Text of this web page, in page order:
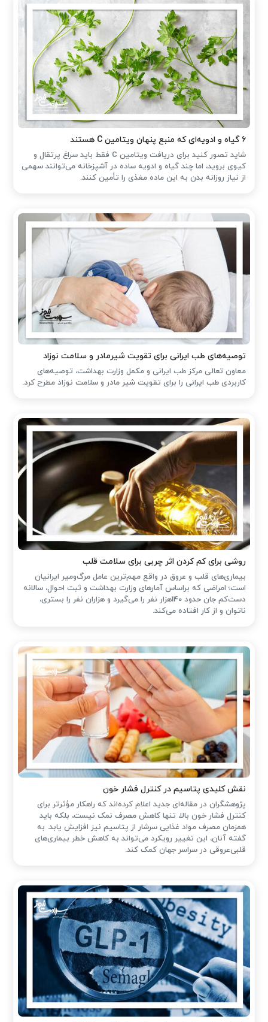
۶ گیاه و ادویه‌ای که منبع پنهان ویتامین C هستند
شاید تصور کنید برای دریافت ویتامین C فقط باید سراغ پرتقال و
کیوی بروید، اما چند گیاه و ادویه ساده در آشپزخانه می‌توانند سهمی
از نیاز روزانه بدن به این ماده مغذی را تأمین کنند.
توصیه‌های طب ایرانی برای تقویت شیرمادر و سلامت نوزاد
معاون تعالی مرکز طب ایرانی و مکمل وزارت بهداشت، توصیه‌های
کاربردی طب ایرانی را برای تقویت شیر مادر و سلامت نوزاد مطرح کرد.
روشی برای کم کردن اثر چربی برای سلامت قلب
بیماری‌های قلب و عروق در واقع مهم‌ترین عامل مرگ‌ومیر ایرانیان
است؛ امراضی که براساس آمارهای وزارت بهداشت و ثبت احوال، سالانه
دست‌کم جان حدود 140هزار نفر را می‌گیرد و هزاران نفر را بستری،
ناتوان و از کار افتاده می‌کند.
نقش کلیدی پتاسیم در کنترل فشار خون
پژوهشگران در مقاله‌ای جدید اعلام کرده‌اند که راهکار مؤثرتر برای
کنترل فشار خون بالا، تنها کاهش مصرف نمک نیست، بلکه باید
همزمان مصرف مواد غذایی سرشار از پتاسیم نیز افزایش یابد. به
گفته آنان، این تغییر رویکرد می‌تواند به کاهش خطر بیماری‌های
قلبی‌عروقی در سراسر جهان کمک کند.